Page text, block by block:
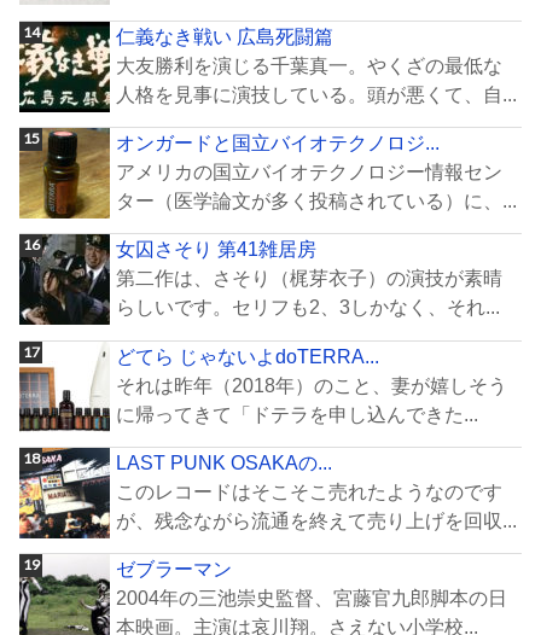
仁義なき戦い 広島死闘篇
大友勝利を演じる千葉真一。やくざの最低な
人格を見事に演技している。頭が悪くて、自...
オンガードと国立バイオテクノロジ...
アメリカの国立バイオテクノロジー情報セン
ター（医学論文が多く投稿されている）に、...
女囚さそり 第41雑居房
第二作は、さそり（梶芽衣子）の演技が素晴
らしいです。セリフも2、3しかなく、それ...
どてら じゃないよdoTERRA...
それは昨年（2018年）のこと、妻が嬉しそう
に帰ってきて「ドテラを申し込んできた...
LAST PUNK OSAKAの...
このレコードはそこそこ売れたようなのです
が、残念ながら流通を終えて売り上げを回収...
ゼブラーマン
2004年の三池崇史監督、宮藤官九郎脚本の日
本映画。主演は哀川翔。さえない小学校...